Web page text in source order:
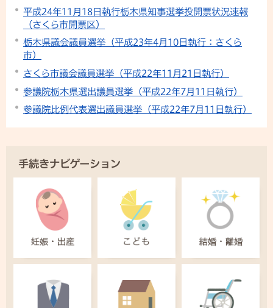
平成24年11月18日執行栃木県知事選挙投開票状況速報
（さくら市開票区）
栃木県議会議員選挙（平成23年4月10日執行：さくら
市）
さくら市議会議員選挙（平成22年11月21日執行）
参議院栃木県選出議員選挙（平成22年7月11日執行）
参議院比例代表選出議員選挙（平成22年7月11日執行）
手続きナビゲーション